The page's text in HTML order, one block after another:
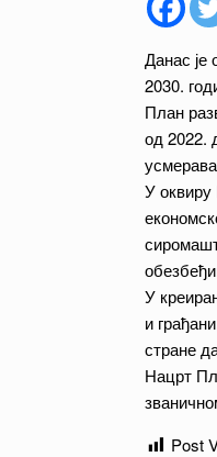
Данас је
2030.
План
од 2022.
У оквиру
У
и
стране
Нацрт
Post